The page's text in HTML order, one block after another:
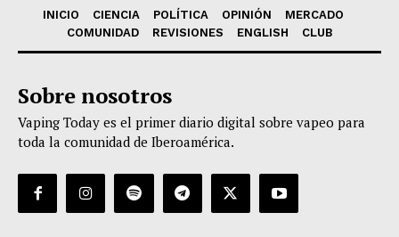
INICIO CIENCIA POLÍTICA OPINIÓN
MERCADO
COMUNIDAD
REVISIONES ENGLISH CLUB
Sobre nosotros
Vaping Today es el primer diario digital sobre vapeo para
toda la comunidad de Iberoamérica.